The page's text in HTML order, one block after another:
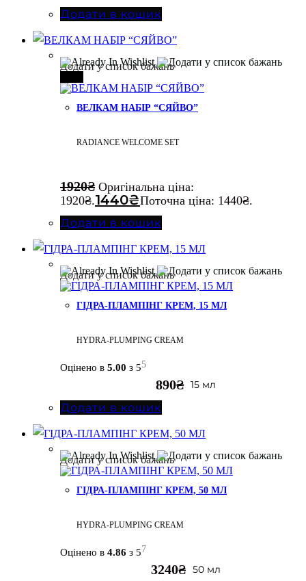
Додати в кошик
Додати у список бажань
ВЕЛКАМ НАБІР “СЯЙВО”
RADIANCE WELCOME SET
1920₴ Оригінальна ціна:
1920₴.1440₴Поточна ціна: 1440₴.
Додати в кошик
Додати у список бажань
ГІДРА-ПЛАМПІНГ КРЕМ, 15 МЛ
HYDRA-PLUMPING CREAM
Оцінено в 5.00 з 55
15 мл
890₴
Додати в кошик
Додати у список бажань
ГІДРА-ПЛАМПІНГ КРЕМ, 50 МЛ
HYDRA-PLUMPING CREAM
Оцінено в 4.86 з 57
50 мл
3240₴